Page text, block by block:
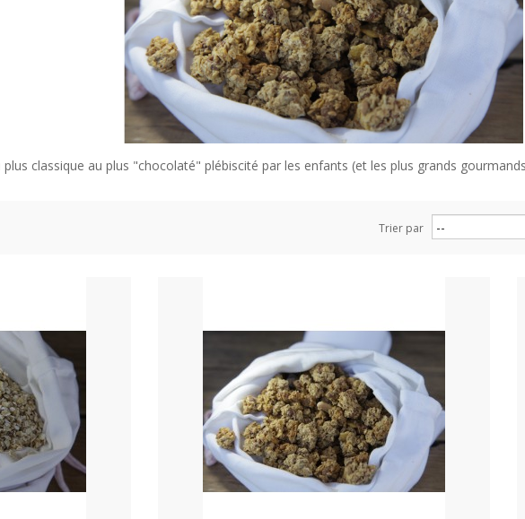
classique au plus "chocolaté" plébiscité par les enfants (et les plus grands
Trier par